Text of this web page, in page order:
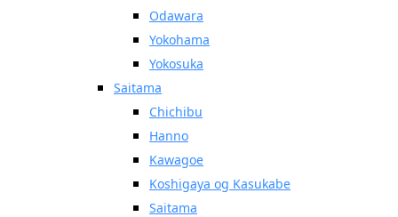
Odawara
Yokohama
Yokosuka
Saitama
Chichibu
Hanno
Kawagoe
Koshigaya og Kasukabe
Saitama